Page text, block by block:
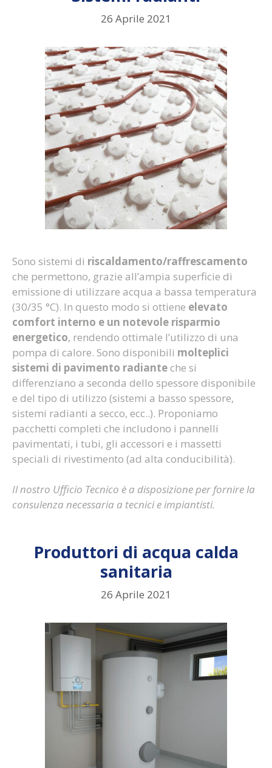
26 Aprile 2021
Sono sistemi di riscaldamento/raffrescamento
che permettono, grazie all’ampia superficie di
emissione di utilizzare acqua a bassa temperatura
(30/35 °C). In questo modo si ottiene elevato
comfort interno e un notevole risparmio
energetico, rendendo ottimale l’utilizzo di una
pompa di calore. Sono disponibili molteplici
sistemi di pavimento radianteche si
differenziano a seconda dello spessore disponibile
e del tipo di utilizzo (sistemi a basso spessore,
sistemi radianti a secco, ecc..). Proponiamo
pacchetti completi che includono i pannelli
pavimentati, i tubi, gli accessori e i massetti
speciali di rivestimento (ad alta conducibilità).
Il nostro Ufficio Tecnico è a disposizione per fornire la
consulenza necessaria a tecnici e impiantisti.
Produttori di acqua calda
sanitaria
26 Aprile 2021